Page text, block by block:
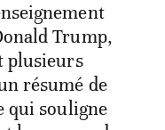
Trump,
plusieurs
résumé de
qui souligne